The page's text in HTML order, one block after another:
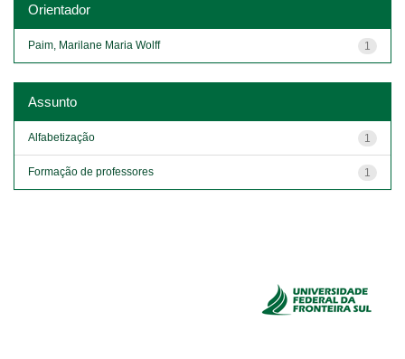
Orientador
1
Paim, Marilane Maria Wolff
Assunto
1
Alfabetização
1
Formação de professores